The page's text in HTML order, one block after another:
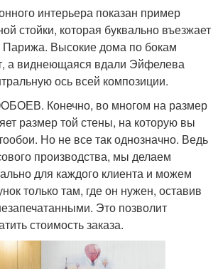
интерьера показан пример
стойки, которая буквально въезжает
Парижа. Высокие дома по бокам
а виднеющаяся вдали Эйфелева
ось всей композиции.
Конечно, во многом на размер
размер той стены, на которую вы
Но не все так однозначно. Ведь
производства, мы делаем
для каждого клиента и можем
только там, где он нужен, оставив
Это позволит
стоимость заказа.